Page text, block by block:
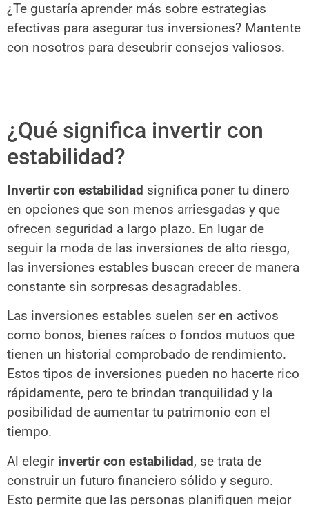
¿Te gustaría aprender más sobre estrategias
efectivas para asegurar tus inversiones? Mantente
con nosotros para descubrir consejos valiosos.
¿Qué significa invertir con
estabilidad?
Invertir con estabilidad significa poner tu dinero
en opciones que son menos arriesgadas y que
ofrecen seguridad a largo plazo. En lugar de
seguir la moda de las inversiones de alto riesgo,
las inversiones estables buscan crecer de manera
constante sin sorpresas desagradables.
Las inversiones estables suelen ser en activos
como bonos, bienes raíces o fondos mutuos que
tienen un historial comprobado de rendimiento.
Estos tipos de inversiones pueden no hacerte rico
rápidamente, pero te brindan tranquilidad y la
posibilidad de aumentar tu patrimonio con el
tiempo.
Al elegirinvertir con estabilidad, se trata de
construir un futuro financiero sólido y seguro.
Esto permite que las personas planifiquen mejor